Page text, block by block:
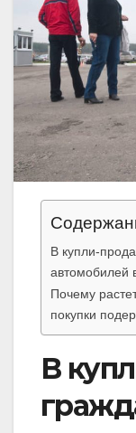
В купли-
автомобилей
Почему
покупки
В